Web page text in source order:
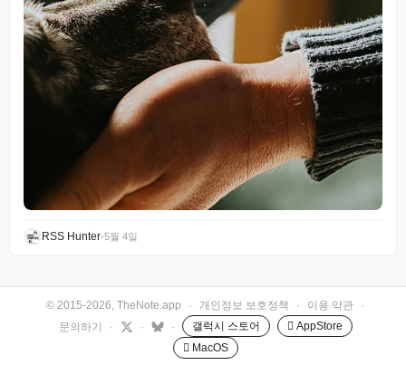
RSS Hunter•5월 4일
© 2015-2026, TheNote.app · 개인정보 보호정책 · 이용 약관
·
문의하기
· · · 갤럭시 스토어
 AppStore
 MacOS